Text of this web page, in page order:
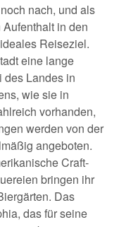
nach, und als
in den
Reiseziel.
eine lange
des Landes in
wie sie in
vorhanden,
werden von der
angeboten.
Craft-
bringen ihr
Das
das für seine